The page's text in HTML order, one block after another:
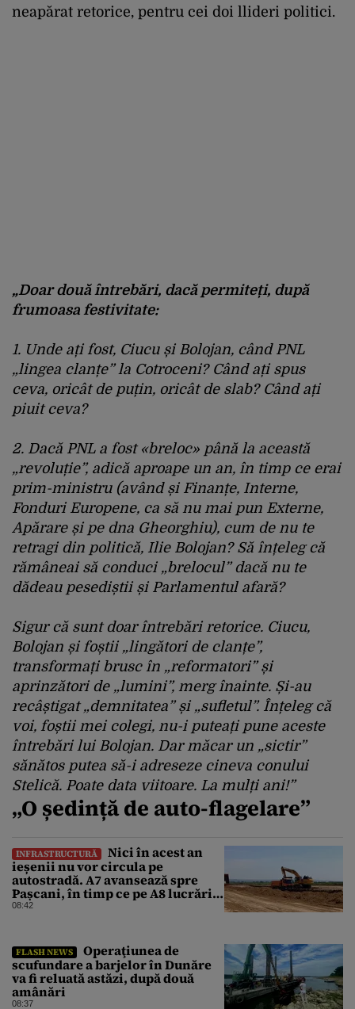
neapărat retorice, pentru cei doi llideri politici.
„Doar două întrebări, dacă permiteți, după
frumoasa festivitate:
1.⁠ ⁠Unde ați fost, Ciucu și Bolojan, când PNL
„lingea clanțe” la Cotroceni? Când ați spus
ceva, oricât de puțin, oricât de slab? Când ați
piuit ceva?
2.⁠ ⁠Dacă PNL a fost «breloc» până la această
„revoluție”, adică aproape un an, în timp ce erai
prim-ministru (având și Finanțe, Interne,
Fonduri Europene, ca să nu mai pun Externe,
Apărare și pe dna Gheorghiu), cum de nu te
retragi din politică, Ilie Bolojan? Să înțeleg că
rămâneai să conduci „brelocul” dacă nu te
dădeau pesediștii și Parlamentul afară?
Sigur că sunt doar întrebări retorice. Ciucu,
Bolojan și foștii „lingători de clanțe”,
transformați brusc în „reformatori” și
aprinzători de „lumini”, merg înainte. Și-au
recâștigat „demnitatea” și „sufletul”. Înțeleg că
voi, foștii mei colegi, nu-i puteați pune aceste
întrebări lui Bolojan. Dar măcar un „sictir”
sănătos putea să-i adreseze cineva conului
Stelică. Poate data viitoare. La mulți ani!”
„O ședință de auto-flagelare”
INFRASTRUCTURĂ
Nici în acest an
ieșenii nu vor circula pe
autostradă. A7 avansează spre
Pașcani, în timp ce pe A8 lucrările
întârzie
08:42
FLASH NEWS
Operaţiunea de
scufundare a barjelor în Dunăre
va fi reluată astăzi, după două
amânări
08:37